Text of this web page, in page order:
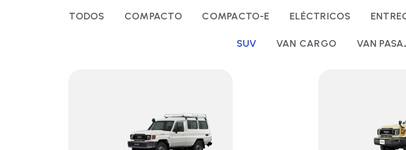
TODOS COMPACTO COMPACTO-E ELÉCTRICOS
SUV VAN CARGO VAN